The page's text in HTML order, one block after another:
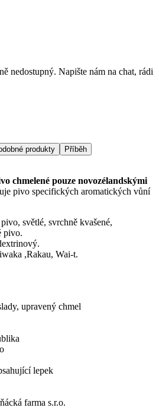
nedostupný. Napište nám na chat, rádi
produkty Příběh
chmelené pouze novozélandskými
pivo specifických aromatických vůní
světlé, svrchně kvašené,
pivo.
,Rakau, Wai-t.
upravený chmel
lepek
farma s.r.o.